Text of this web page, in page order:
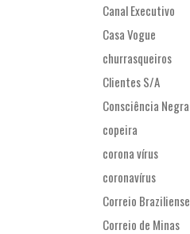
Canal Executivo
Casa Vogue
churrasqueiros
Clientes S/A
Consciência Negra
copeira
corona vírus
coronavírus
Correio Braziliense
Correio de Minas